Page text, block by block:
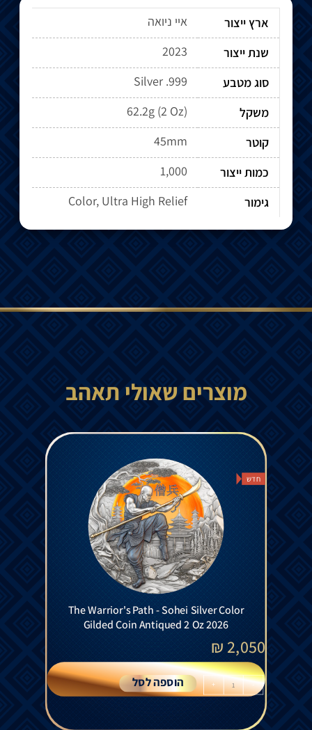
ארץ ייצור
איי ניואה
שנת ייצור
2023
סוג מטבע
Silver .999
משקל
62.2g (2 Oz)
קוטר
45mm
כמות ייצור
1,000
גימור
Color, Ultra High Relief
מוצרים שאולי תאהב
חדש
The Warrior's Path - Sohei Silver Color
Gilded Coin Antiqued 2 Oz 2026
2,050
₪
-
+ הוספה לסל